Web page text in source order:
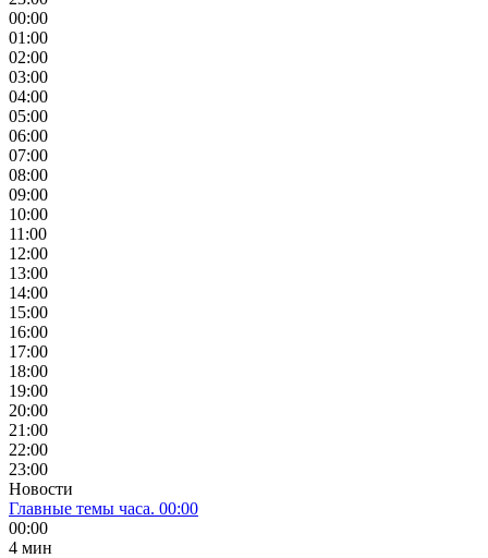
00:00
01:00
02:00
03:00
04:00
05:00
06:00
07:00
08:00
09:00
10:00
11:00
12:00
13:00
14:00
15:00
16:00
17:00
18:00
19:00
20:00
21:00
22:00
23:00
Новости
Главные темы часа. 00:00
00:00
4 мин